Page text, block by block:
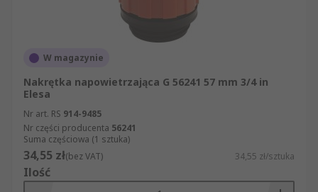
W magazynie
Nakrętka napowietrzająca G 56241 57 mm 3/4 in
Elesa
Nr art. RS 914-9485
Nr części producenta 56241
Suma częściowa (1 sztuka)
34,55 zł(bez VAT) 34,55 zł/sztuka
Ilość